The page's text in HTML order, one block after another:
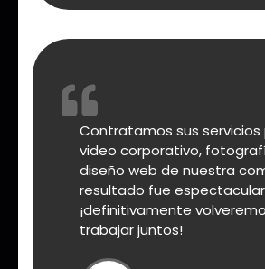
Contratamos sus servicios
video corporativo,
diseño web de nuestra
resultado fue
¡definitivamente
trabajar juntos!